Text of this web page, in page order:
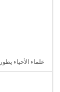
علماء الأحياء